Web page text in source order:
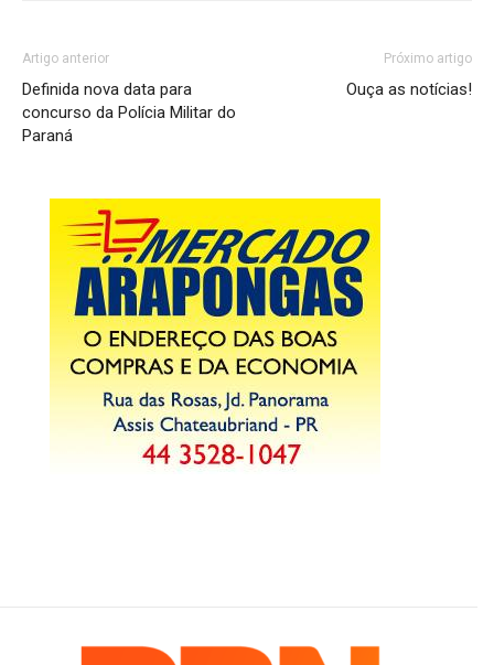
Artigo anterior
Definida nova data para
concurso da Polícia Militar do
Paraná
Próximo artigo
Ouça as notícias!